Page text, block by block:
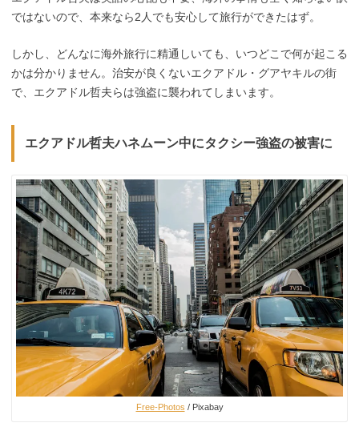
ではないので、本来なら2人でも安心して旅行ができたはず。
しかし、どんなに海外旅行に精通しいても、いつどこで何が起こる
かは分かりません。治安が良くないエクアドル・グアヤキルの街
で、エクアドル哲夫らは強盗に襲われてしまいます。
エクアドル哲夫ハネムーン中にタクシー強盗の被害に
Free-Photos / Pixabay